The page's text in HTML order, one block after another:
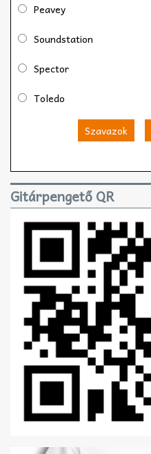
Peavey
Soundstation
Spector
Toledo
Szavazok
Gitárpengető QR